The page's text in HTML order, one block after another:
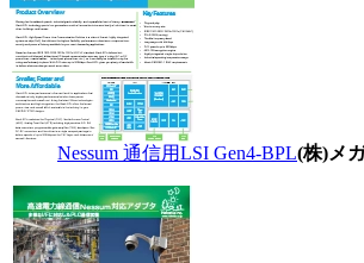
Nessum 通信用LSI Gen4-BPL(株)メ